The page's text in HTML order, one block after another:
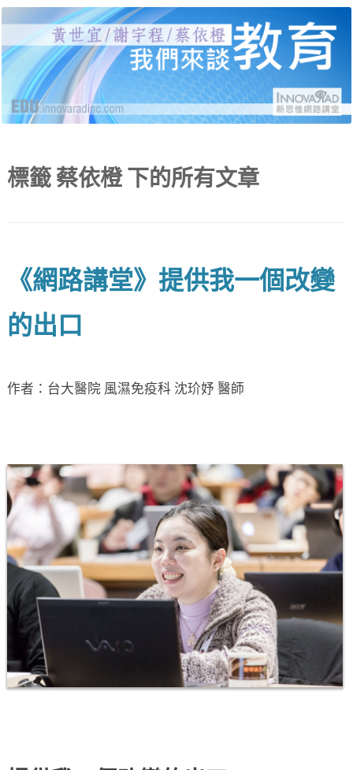
新思惟網路講堂：我們來
談教育
黃世宜老師、謝宇程研究員、蔡依橙醫師，分別
就受教育、自我教育、給教育三個面向，說明當
代的困境與解答，並有線上提問與回覆。
標籤 蔡依橙下的所有文章
《網路講堂》提供我一個改變
的出口
作者：台大醫院 風濕免疫科 沈玠妤 醫師